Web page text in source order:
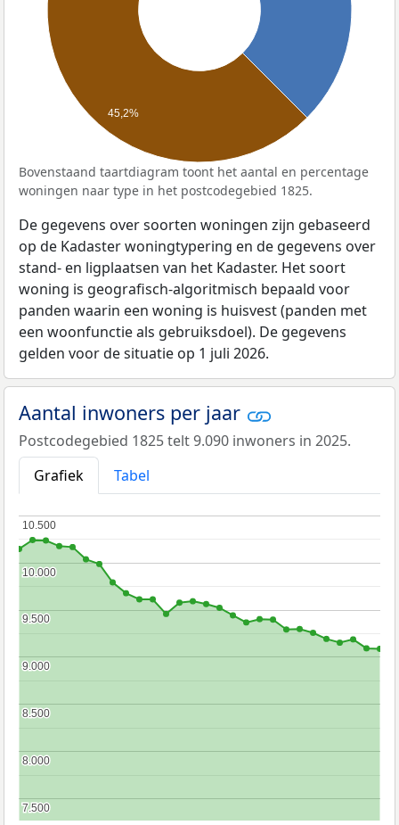
45,2%
Bovenstaand taartdiagram toont het aantal en percentage
woningen naar type in het postcodegebied 1825.
De gegevens over soorten woningen zijn gebaseerd
op de Kadaster woningtypering en de gegevens over
stand- en ligplaatsen van het Kadaster. Het soort
woning is geografisch-algoritmisch bepaald voor
panden waarin een woning is huisvest (panden met
een woonfunctie als gebruiksdoel). De gegevens
gelden voor de situatie op 1 juli 2026.
Aantal inwoners per jaar
Postcodegebied 1825 telt 9.090 inwoners in 2025.
Grafiek
Tabel
7.500
7.500
8.000
8.000
8.500
8.500
9.000
9.000
9.500
9.500
10.000
10.000
10.500
10.500